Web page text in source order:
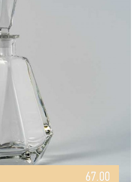
67.00